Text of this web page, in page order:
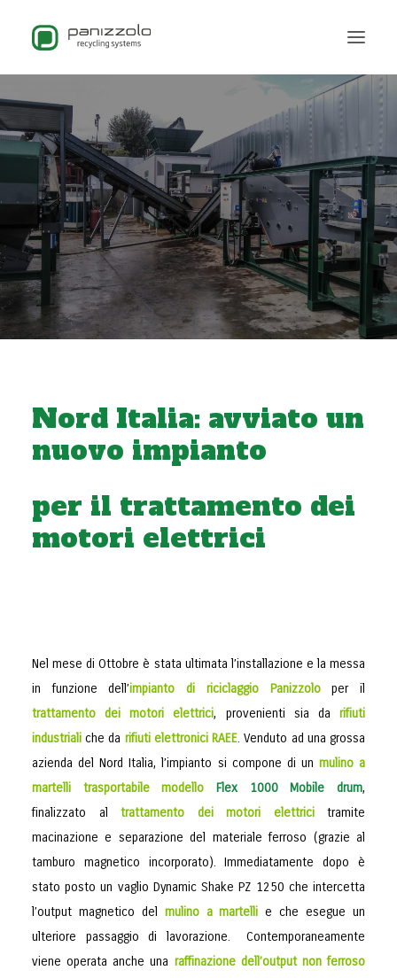
Nord Italia: avviato un
nuovo impianto
per il trattamento dei
motori elettrici
Nel mese di Ottobre è stata ultimata l’installazione e la messa
in funzione dell’impianto di riciclaggio Panizzoloper il
trattamento dei motori elettrici, provenienti sia darifiuti
industriali che da rifiuti elettronici RAEE. Venduto ad una grossa
azienda del Nord Italia, l’impianto si compone di un mulino a
martelli trasportabile modello Flex 1000 Mobile drum,
finalizzato al trattamento dei motori elettricitramite
macinazione e separazione del materiale ferroso (grazie al
tamburo magnetico incorporato). Immediatamente dopo è
stato posto un vaglio Dynamic Shake PZ 1250 che intercetta
l’output magnetico del mulino a martelli e che esegue un
ulteriore passaggio di lavorazione. Contemporaneamente
viene operata anche una raffinazione dell’output non ferroso